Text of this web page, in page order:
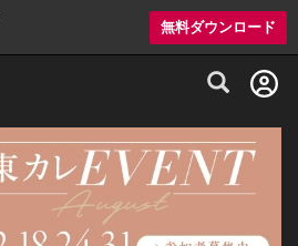
無料ダウンロード
グルメ情報・プレミアムレストラン予約